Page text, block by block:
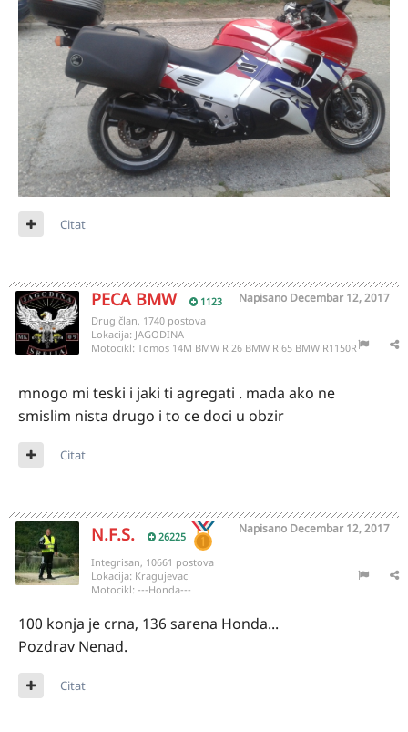
Citat
PECA BMW 1123 Napisano Decembar 12, 2017
Drug član, 1740 postova
Lokacija: JAGODINA
Motocikl: Tomos 14M BMW R 26 BMW R 65 BMW R1150R
mnogo mi teski i jaki ti agregati . mada ako ne
smislim nista drugo i to ce doci u obzir
Citat
N.F.S. 26225
Napisano Decembar 12, 2017
Integrisan, 10661 postova
Lokacija: Kragujevac
Motocikl: ---Honda---
100 konja je crna, 136 sarena Honda...
Pozdrav Nenad.
Citat